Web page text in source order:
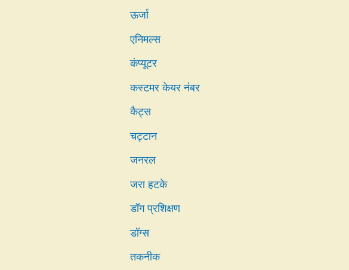
ऊर्जा
एनिमल्स
कंप्यूटर
कस्टमर केयर नंबर
कैट्स
चट्टान
जनरल
जरा हटके
डॉग प्रशिक्षण
डॉग्स
तकनीक